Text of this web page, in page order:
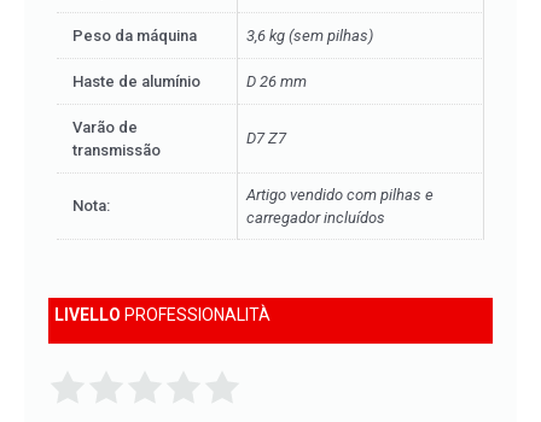
Peso da máquina 3,6 kg (sem pilhas)
Haste de alumínio D 26 mm
Varão de
transmissão
D7 Z7
Nota:
Artigo vendido com pilhas e
carregador incluídos
LIVELLO PROFESSIONALITÀ